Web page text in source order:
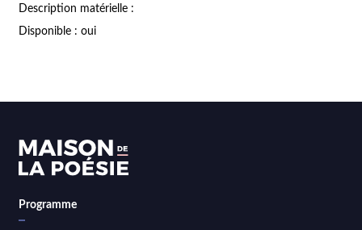
Description matérielle :
Disponible : oui
Programme